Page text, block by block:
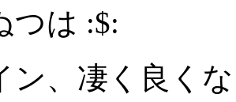
つは :$:
ン、凄く良く